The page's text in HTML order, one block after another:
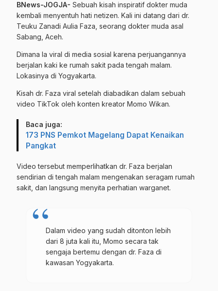
BNews-JOGJA- Sebuah kisah inspiratif dokter muda
kembali menyentuh hati netizen. Kali ini datang dari dr.
Teuku Zanadi Aulia Faza, seorang dokter muda asal
Sabang, Aceh.
Dimana Ia viral di media sosial karena perjuangannya
berjalan kaki ke rumah sakit pada tengah malam.
Lokasinya di Yogyakarta.
Kisah dr. Faza viral setelah diabadikan dalam sebuah
video TikTok oleh konten kreator Momo Wikan.
Baca juga:
173 PNS Pemkot Magelang Dapat Kenaikan
Pangkat
Video tersebut memperlihatkan dr. Faza berjalan
sendirian di tengah malam mengenakan seragam rumah
sakit, dan langsung menyita perhatian warganet.
Dalam video yang sudah ditonton lebih
dari 8 juta kali itu, Momo secara tak
sengaja bertemu dengan dr. Faza di
kawasan Yogyakarta.